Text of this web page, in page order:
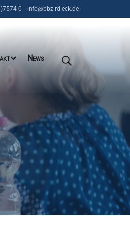
0 info@bbz-rd-eck.de
News